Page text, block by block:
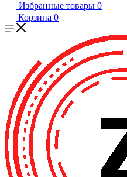
Избранные товары 0
Корзина 0